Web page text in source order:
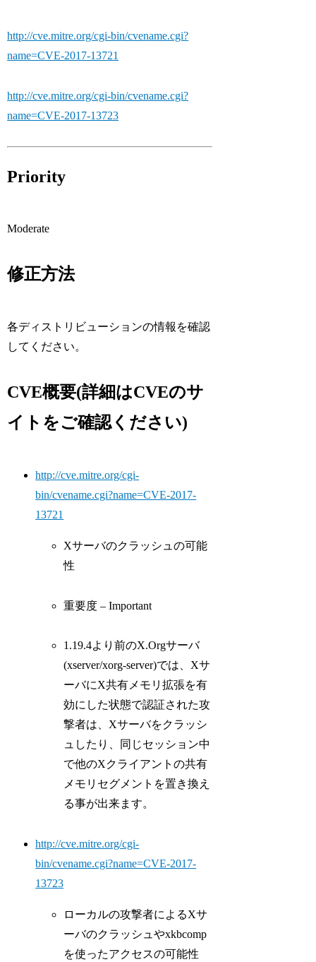
http://cve.mitre.org/cgi-bin/cvename.cgi?
name=CVE-2017-13721
http://cve.mitre.org/cgi-bin/cvename.cgi?
name=CVE-2017-13723
Priority
Moderate
修正方法
各ディストリビューションの情報を確認
してください。
CVE概要(詳細はCVEのサ
イトをご確認ください)
http://cve.mitre.org/cgi-
bin/cvename.cgi?name=CVE-2017-
13721
Xサーバのクラッシュの可能
性
重要度 – Important
1.19.4より前のX.Orgサーバ
(xserver/xorg-server)では、Xサ
ーバにX共有メモリ拡張を有
効にした状態で認証された攻
撃者は、Xサーバをクラッシ
ュしたり、同じセッション中
で他のXクライアントの共有
メモリセグメントを置き換え
る事が出来ます。
http://cve.mitre.org/cgi-
bin/cvename.cgi?name=CVE-2017-
13723
ローカルの攻撃者によるXサ
ーバのクラッシュやxkbcomp
を使ったアクセスの可能性